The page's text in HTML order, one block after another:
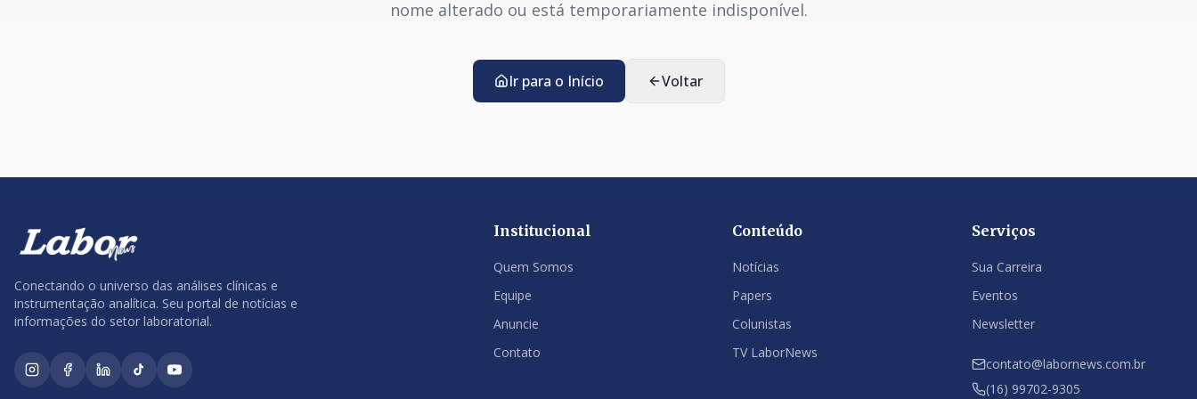
nome alterado ou está temporariamente indisponível.
Ir para o Início Voltar
Conectando o universo das análises clínicas e
instrumentação analítica. Seu portal de notícias e
informações do setor laboratorial.
Institucional
Quem Somos
Equipe
Anuncie
Contato
Conteúdo
Notícias
Papers
Colunistas
TV LaborNews
Serviços
Sua Carreira
Eventos
Newsletter
contato@labornews.com.br
(16) 99702-9305